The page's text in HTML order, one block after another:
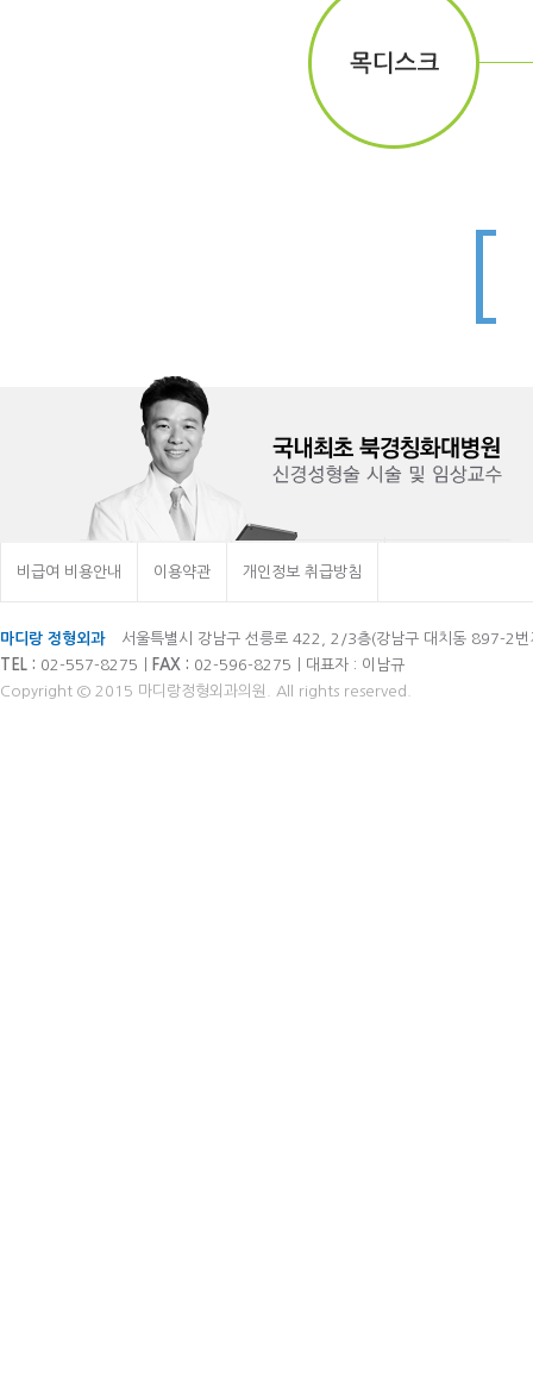
비급여 비용안내 이용약관 개인정보 취급방침
마디랑 정형외과
서울특별시 강남구 선릉로 422, 2/3층(강남구 대치동 897-2
TEL : 02-557-8275ㅣ FAX : 02-596-8275ㅣ대표자 : 이남규
Copyright © 2015 마디랑정형외과의원. All rights reserved.